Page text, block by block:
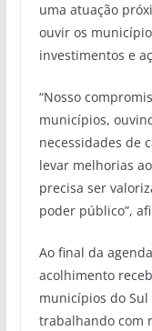
uma atuação
ouvir os
investimentos e
“Nosso
municípios,
necessidades de
levar melhorias
precisa ser
poder público”,
Ao final da
acolhimento
municípios do
trabalhando com